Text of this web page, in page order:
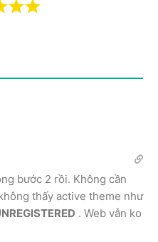
bước 2 rồi. Không cần
thấy active theme như
. Web vẫn ko